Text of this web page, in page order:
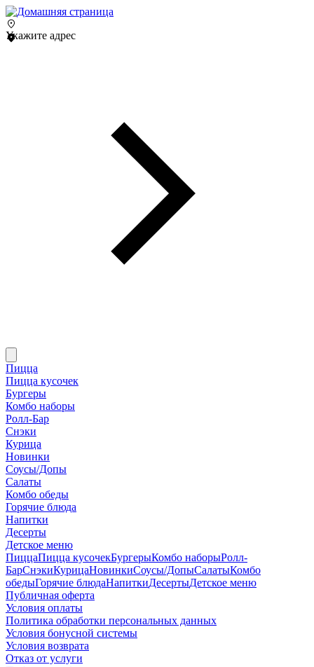
Укажите адрес
Пицца
Пицца кусочек
Бургеры
Комбо наборы
Ролл-Бар
Снэки
Курица
Новинки
Соусы/Допы
Салаты
Комбо обеды
Горячие блюда
Напитки
Десерты
Детское меню
ПиццаПицца кусочекБургерыКомбо наборыРолл-
БарСнэкиКурицаНовинкиСоусы/ДопыСалатыКомбо
обедыГорячие блюдаНапиткиДесертыДетское меню
Публичная оферта
Условия оплаты
Политика обработки персональных данных
Условия бонусной системы
Условия возврата
Отказ от услуги